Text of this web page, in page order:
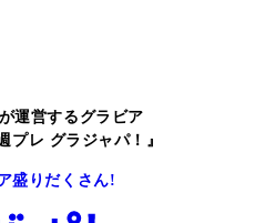
運営するグラビア
プレ グラジャパ！』
盛りだくさん!